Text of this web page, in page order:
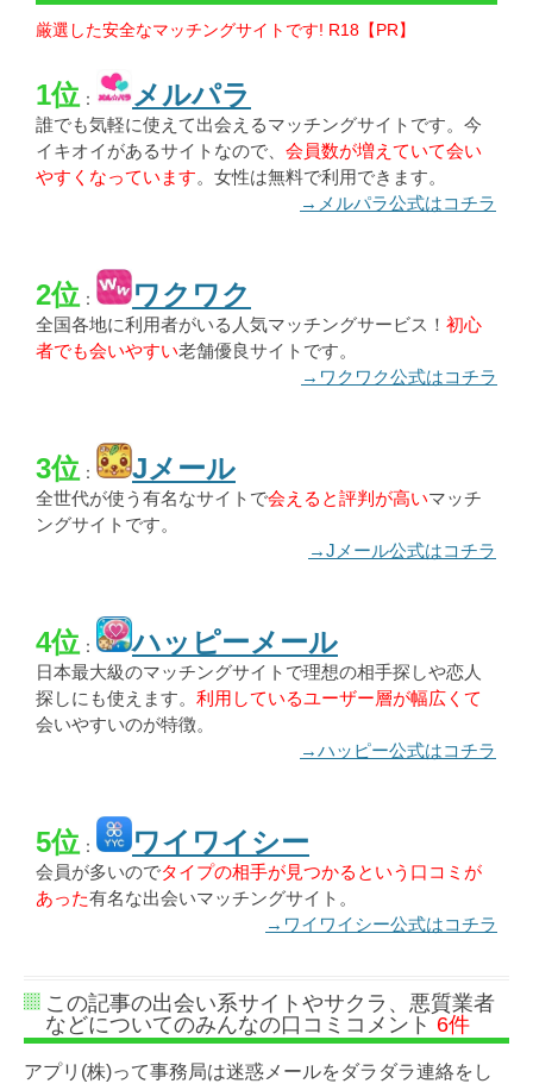
厳選した安全なマッチングサイトです! R18【PR】
1位： メルパラ
誰でも気軽に使えて出会えるマッチングサイトです。今
イキオイがあるサイトなので、 会員数が増えていて会い
やすくなっています。女性は無料で利用できます。
→メルパラ公式はコチラ
2位： ワクワク
全国各地に利用者がいる人気マッチングサービス！ 初心
者でも会いやすい老舗優良サイトです。
→ワクワク公式はコチラ
3位： Jメール
全世代が使う有名なサイトで会えると評判が高いマッチ
ングサイトです。
→Jメール公式はコチラ
4位： ハッピーメール
日本最大級のマッチングサイトで理想の相手探しや恋人
探しにも使えます。 利用しているユーザー層が幅広くて
会いやすいのが特徴。
→ハッピー公式はコチラ
5位： ワイワイシー
会員が多いのでタイプの相手が見つかるという口コミが
あった有名な出会いマッチングサイト。
→ワイワイシー公式はコチラ
この記事の出会い系サイトやサクラ、悪質業者
などについてのみんなの口コミコメント 6件
アプリ(株)って事務局は迷惑メールをダラダラ連絡をし